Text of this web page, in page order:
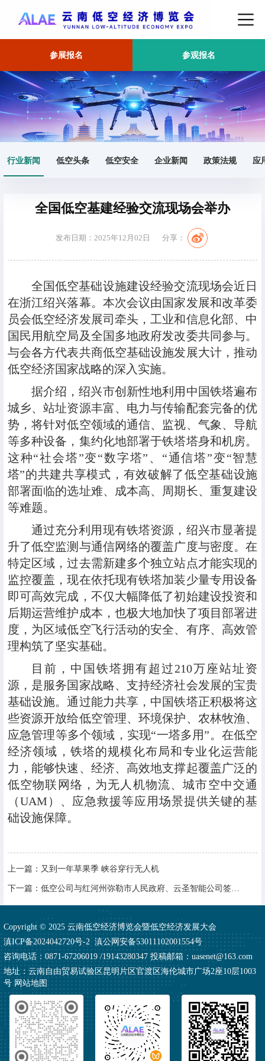
参展报名 参观报名
行业新闻 低空头条 低空安全 企业新闻 政策法规 应
首页 行业新闻 正文
全国低空基建经验交流现场会举办
发布日期：2025年12月02日 分享：
全国低空基础设施建设经验交流现场会近日
在浙江绍兴落幕。本次会议由国家发展和改革委
员会低空经济发展司牵头，工业和信息化部、中
国民用航空局及全国多地政府发改委共同参与。
与会各方代表共商低空基础设施发展大计，推动
低空经济国家战略的深入实施。
据介绍，绍兴市创新性地利用中国铁塔遍布
城乡、站址资源丰富、电力与传输配套完备的优
势，将针对低空领域的通信、监视、气象、导航
等多种设备，集约化地部署于铁塔塔身和机房。
这种“社会塔”变“数字塔”、“通信塔”变“智慧
塔”的共建共享模式，有效破解了低空基础设施
部署面临的选址难、成本高、周期长、重复建设
等难题。
通过充分利用现有铁塔资源，绍兴市显著提
升了低空监测与通信网络的覆盖广度与密度。在
特定区域，过去需新建多个独立站点才能实现的
监控覆盖，现在依托现有铁塔加装少量专用设备
即可高效完成，不仅大幅降低了初始建设投资和
后期运营维护成本，也极大地加快了项目部署进
度，为区域低空飞行活动的安全、有序、高效管
理构筑了坚实基础。
目前，中国铁塔拥有超过210万座站址资
源，是服务国家战略、支持经济社会发展的宝贵
基础设施。通过能力共享，中国铁塔正积极将这
些资源开放给低空管理、环境保护、农林牧渔、
应急管理等多个领域，实现“一塔多用”。在低空
经济领域，铁塔的规模化布局和专业化运营能
力，能够快速、经济、高效地支撑起覆盖广泛的
低空物联网络，为无人机物流、城市空中交通
（UAM）、应急救援等应用场景提供关键的基
础设施保障。
上一篇： 又到一年草果季 峡谷穿行无人机
下一篇： 低空公司与红河州弥勒市人民政府、云圣智能公司签署战略合作协议
Copyright © 2025 云南低空经济博览会暨低空经济发展大会
滇ICP备2024042720号-2滇公网安备53011102001554号
咨询电话：0871-67206019 /19143280347 投稿邮箱：uasenet@163.com
地址：云南自由贸易试验区昆明片区官渡区海伦城市广场2座10层1003
号网站地图